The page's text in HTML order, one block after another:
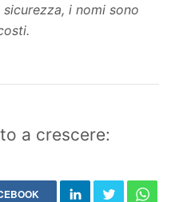
i nomi sono
a crescere: